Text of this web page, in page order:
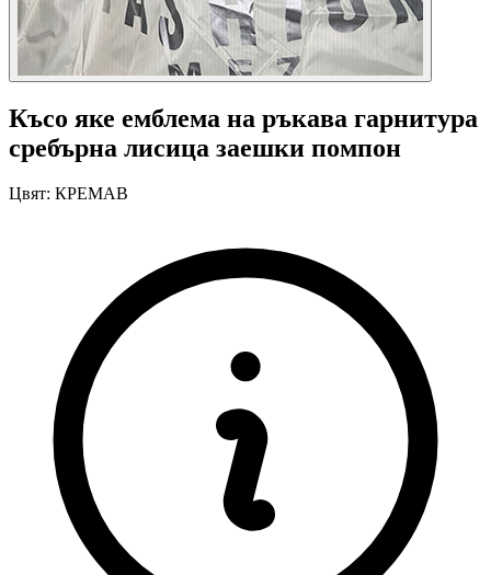
Късо яке емблема на ръкава гарнитура
сребърна лисица заешки помпон
Цвят: КРЕМАВ